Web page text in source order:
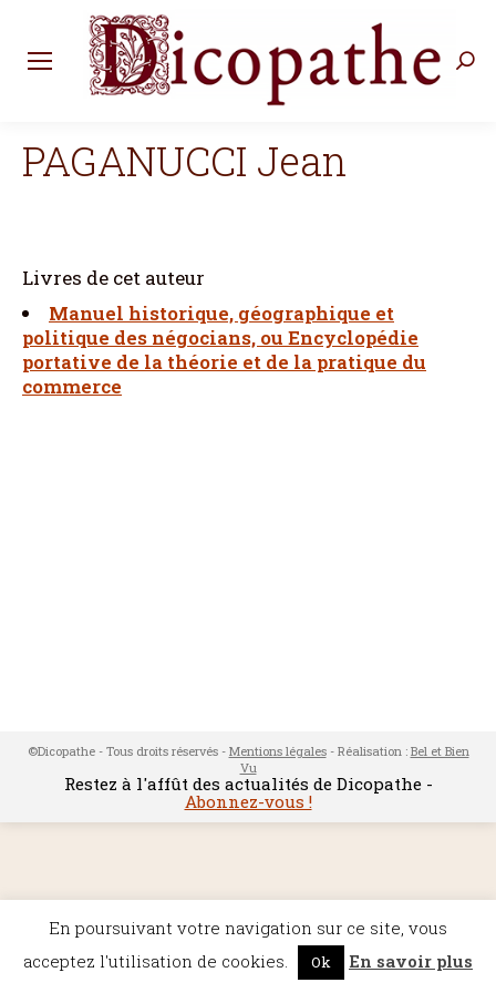
PAGANUCCI Jean
Livres de cet auteur
Manuel historique, géographique et
politique des négocians, ou Encyclopédie
portative de la théorie et de la pratique du
commerce
©Dicopathe - Tous droits réservés - Mentions légales- Réalisation : Bel et Bien
Vu
Restez à l'affût des actualités de Dicopathe -
Abonnez-vous !
En poursuivant votre navigation sur ce site, vous
acceptez l'utilisation de cookies.
Ok En savoir plus